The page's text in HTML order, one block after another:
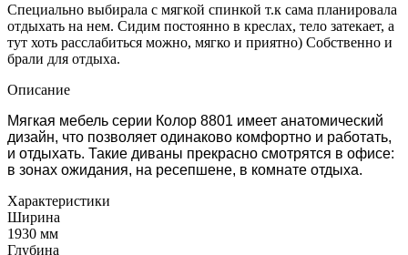
Специально выбирала с мягкой спинкой т.к сама планировала
отдыхать на нем. Сидим постоянно в креслах, тело затекает, а
тут хоть расслабиться можно, мягко и приятно) Собственно и
брали для отдыха.
Описание
Мягкая мебель серии Колор 8801 имеет анатомический
дизайн, что позволяет одинаково комфортно и работать,
и отдыхать. Такие диваны прекрасно смотрятся в офисе:
в зонах ожидания, на ресепшене, в комнате отдыха.
Характеристики
Ширина
1930 мм
Глубина